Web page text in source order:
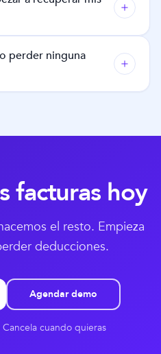
perder ninguna
facturas hoy
el resto. Empieza
deducciones.
Agendar demo
cuando quieras